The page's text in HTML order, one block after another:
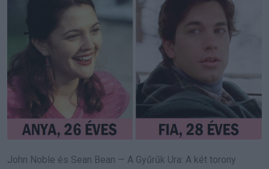
John Noble és Sean Bean — A Gyűrűk Ura: A két torony